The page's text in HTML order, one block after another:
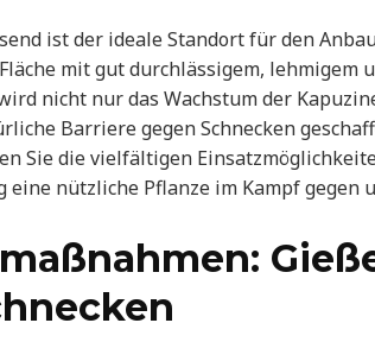
ist der ideale Standort für den
mit gut durchlässigem, lehmigem
nicht nur das Wachstum der
Barriere gegen Schnecken
Sie die vielfältigen
eine nützliche Pflanze im Kampf gegen